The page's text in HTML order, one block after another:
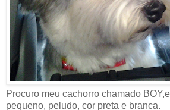
Procuro meu cachorro chamado
pequeno, peludo, cor preta e branca.